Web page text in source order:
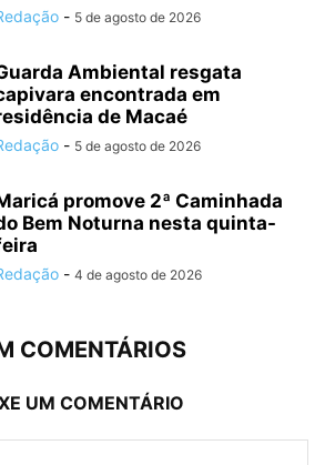
- 5 de agosto de 2026
Ambiental resgata
encontrada em
de Macaé
- 5 de agosto de 2026
promove 2ª Caminhada
Bem Noturna nesta quinta-
- 4 de agosto de 2026
COMENTÁRIOS
UM COMENTÁRIO